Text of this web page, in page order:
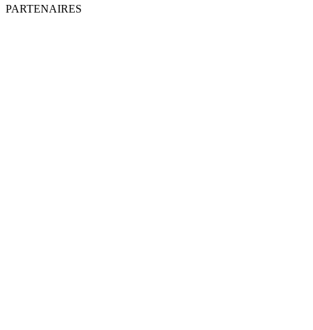
PARTENAIRES